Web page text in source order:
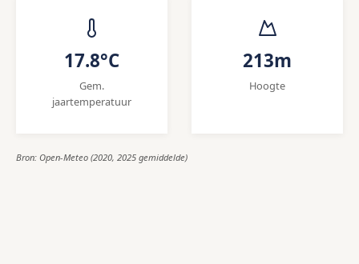
17.8°C
Gem.
jaartemperatuur
213m
Hoogte
Bron: Open-Meteo (2020, 2025 gemiddelde)